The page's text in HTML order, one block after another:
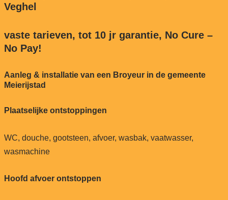
Veghel
vaste tarieven, tot 10 jr garantie, No Cure –
No Pay!
Aanleg & installatie van een Broyeur in de gemeente
Meierijstad
Plaatselijke ontstoppingen
WC, douche, gootsteen, afvoer, wasbak, vaatwasser,
wasmachine
Hoofd afvoer ontstoppen